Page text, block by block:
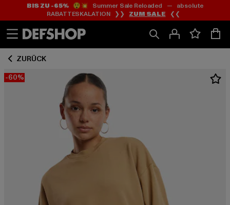
Zum
Inhalt
springen
Zum
Fußzeile
springen
BIS ZU -65%😲💥 Summer Sale Reloaded — absolute
RABATTESKALATION ❯❯ ZUM SALE ❮❮
ZURÜCK
-60%